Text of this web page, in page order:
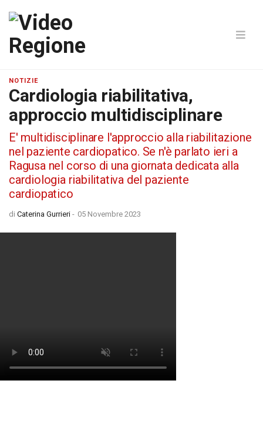
NOTIZIE
Cardiologia riabilitativa,
approccio multidisciplinare
E' multidisciplinare l'approccio alla riabilitazione
nel paziente cardiopatico. Se n'è parlato ieri a
Ragusa nel corso di una giornata dedicata alla
cardiologia riabilitativa del paziente
cardiopatico
di Caterina Gurrieri - 05 Novembre 2023